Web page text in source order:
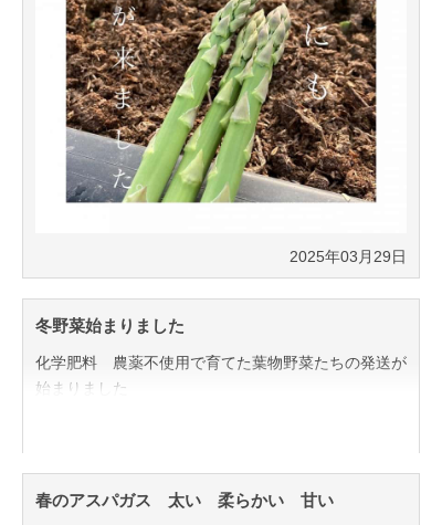
2025年03月29日
冬野菜始まりました
化学肥料 農薬不使用で育てた葉物野菜たちの発送が
始まりました
ほうれん草 チンゲンサイ 春菊 小カブ これから
徐々に種類が増えてまいります
春のアスパガス 太い 柔らかい 甘い